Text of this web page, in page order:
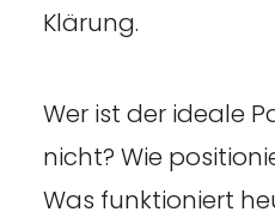
Klärung.
Wer ist der ideale
nicht? Wie
Was funktioniert